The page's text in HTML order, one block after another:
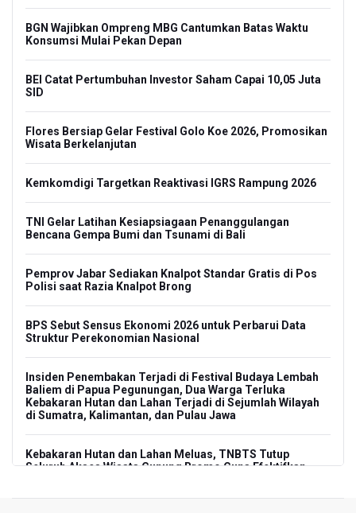
BGN Wajibkan Ompreng MBG Cantumkan Batas Waktu
Konsumsi Mulai Pekan Depan
BEI Catat Pertumbuhan Investor Saham Capai 10,05 Juta
SID
Flores Bersiap Gelar Festival Golo Koe 2026, Promosikan
Wisata Berkelanjutan
Kemkomdigi Targetkan Reaktivasi IGRS Rampung 2026
TNI Gelar Latihan Kesiapsiagaan Penanggulangan
Bencana Gempa Bumi dan Tsunami di Bali
Pemprov Jabar Sediakan Knalpot Standar Gratis di Pos
Polisi saat Razia Knalpot Brong
BPS Sebut Sensus Ekonomi 2026 untuk Perbarui Data
Struktur Perekonomian Nasional
Insiden Penembakan Terjadi di Festival Budaya Lembah
Baliem di Papua Pegunungan, Dua Warga Terluka
Kebakaran Hutan dan Lahan Terjadi di Sejumlah Wilayah
di Sumatra, Kalimantan, dan Pulau Jawa
Kebakaran Hutan dan Lahan Meluas, TNBTS Tutup
Seluruh Akses Wisata Gunung Bromo Guna Efektifkan